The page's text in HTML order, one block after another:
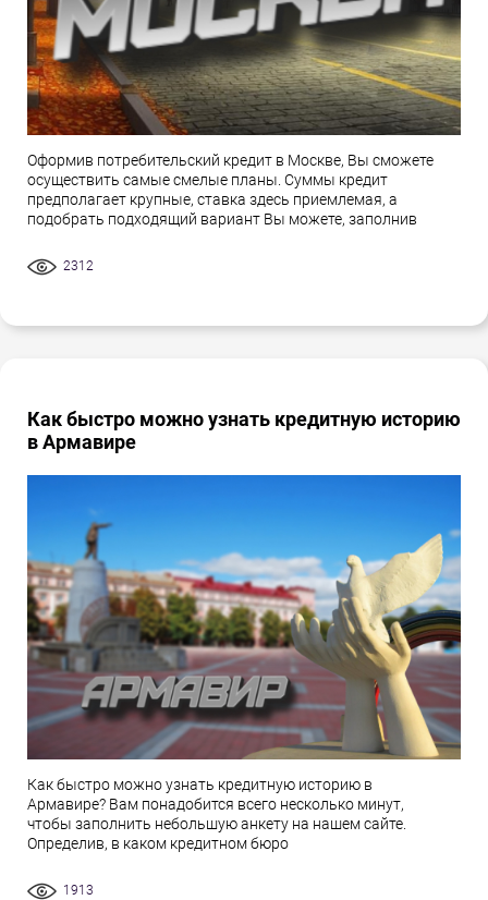
Оформив потребительский кредит в Москве, Вы сможете
осуществить самые смелые планы. Суммы кредит
предполагает крупные, ставка здесь приемлемая, а
подобрать подходящий вариант Вы можете, заполнив
2312
Как быстро можно узнать кредитную историю
в Армавире
Как быстро можно узнать кредитную историю в
Армавире? Вам понадобится всего несколько минут,
чтобы заполнить небольшую анкету на нашем сайте.
Определив, в каком кредитном бюро
1913